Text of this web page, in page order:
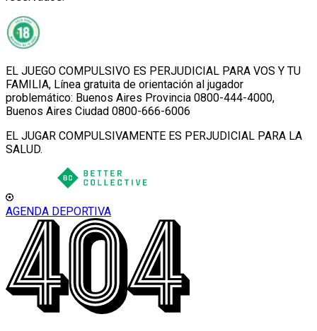
EL JUEGO COMPULSIVO ES PERJUDICIAL PARA VOS Y TU
FAMILIA, Línea gratuita de orientación al jugador
problemático: Buenos Aires Provincia 0800-444-4000,
Buenos Aires Ciudad 0800-666-6006
EL JUGAR COMPULSIVAMENTE ES PERJUDICIAL PARA LA
SALUD.
AGENDA DEPORTIVA